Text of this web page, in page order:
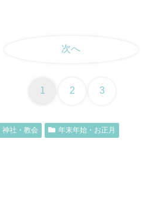
次へ
1 2 3
神社・教会 年末年始・お正月